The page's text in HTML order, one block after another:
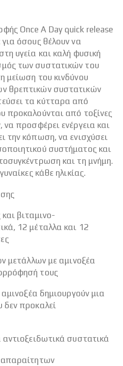
Once A Day quick release
όσους θέλουν να
υγεία και καλή φυσική
των συστατικών του
μείωση του κινδύνου
θρεπτικών συστατικών
τα κύτταρα από
προκαλούνται από τοξίνες
προσφέρει ενέργεια και
την κόπωση, να ενισχύσει
συστήματος και
και τη μνήμη.
κάθε ηλικίας.
και βιταμινο-
12 μέταλλα και 12
μετάλλων με αμινοξέα
τους
δημιουργούν μια
δεν προκαλεί
συστατικά
απαραίτητων